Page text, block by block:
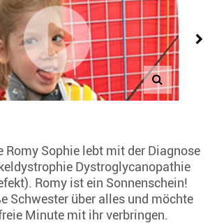
Romy Sophie lebt mit der Diagnose
Dystroglycanopathie
Romy ist ein Sonnenschein!
Schwester über alles und möchte
Minute mit ihr verbringen.